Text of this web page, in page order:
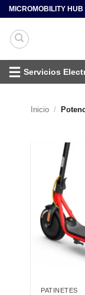
Saltar
contenido
MICROMOBILITY HUB
Servicios
Inicio /
PATINETES